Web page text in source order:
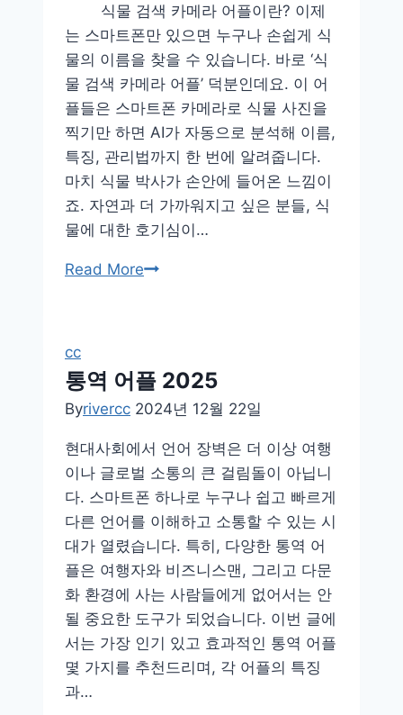
식물 검색 카메라 어플이란? 이제
는 스마트폰만 있으면 누구나 손쉽게 식
물의 이름을 찾을 수 있습니다. 바로 ‘식
물 검색 카메라 어플’ 덕분인데요. 이 어
플들은 스마트폰 카메라로 식물 사진을
찍기만 하면 AI가 자동으로 분석해 이름,
특징, 관리법까지 한 번에 알려줍니다.
마치 식물 박사가 손안에 들어온 느낌이
죠. 자연과 더 가까워지고 싶은 분들, 식
물에 대한 호기심이…
Read More식
메
라
어
플
cc
통역 어플 2025
Byrivercc 2024년 12월 22일
현대사회에서 언어 장벽은 더 이상 여행
이나 글로벌 소통의 큰 걸림돌이 아닙니
다. 스마트폰 하나로 누구나 쉽고 빠르게
다른 언어를 이해하고 소통할 수 있는 시
대가 열렸습니다. 특히, 다양한 통역 어
플은 여행자와 비즈니스맨, 그리고 다문
화 환경에 사는 사람들에게 없어서는 안
될 중요한 도구가 되었습니다. 이번 글에
서는 가장 인기 있고 효과적인 통역 어플
몇 가지를 추천드리며, 각 어플의 특징
과…